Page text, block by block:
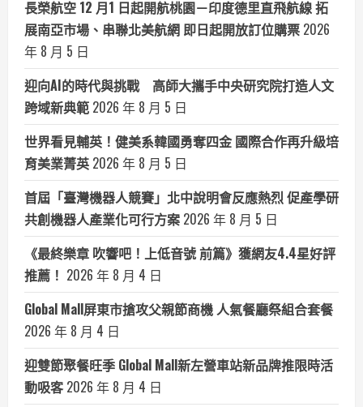
長榮航空 12 月1 日起開航桃園－印度德里直飛航線 拓
展南亞市場、串聯北美航網 即日起開放訂位購票 2026
年 8 月 5 日
迎向AI的時代與挑戰 高師大攜手中央研究院打造人文
跨域新典範 2026 年 8 月 5 日
世界看見輔英！健美系韓國勇奪四金 國際合作再升級培
育美業菁英 2026 年 8 月 5 日
首屆「臺灣機器人競賽」北中說明會反應熱烈 促產學研
共創機器人產業化可行方案 2026 年 8 月 5 日
《最終樂章 吹響吧！上低音號 前篇》獲網友4.4星好評
推薦！ 2026 年 8 月 4 日
Global Mall屏東市搶攻父親節商機 人氣餐廳祭組合套餐
2026 年 8 月 4 日
迎雙節聚餐旺季 Global Mall新左營車站新品牌推限時活
動吸客 2026 年 8 月 4 日